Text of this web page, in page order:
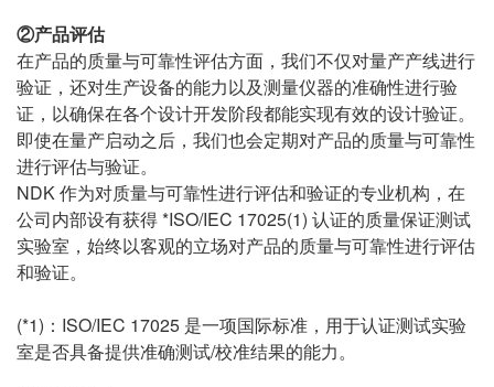
②产品评估
在产品的质量与可靠性评估方面，我们不仅对量产产线进行
验证，还对生产设备的能力以及测量仪器的准确性进行验
证，以确保在各个设计开发阶段都能实现有效的设计验证。
即使在量产启动之后，我们也会定期对产品的质量与可靠性
进行评估与验证。
NDK 作为对质量与可靠性进行评估和验证的专业机构，在
公司内部设有获得 *ISO/IEC 17025(1) 认证的质量保证测试
实验室，始终以客观的立场对产品的质量与可靠性进行评估
和验证。
(*1)：ISO/IEC 17025 是一项国际标准，用于认证测试实验
室是否具备提供准确测试/校准结果的能力。